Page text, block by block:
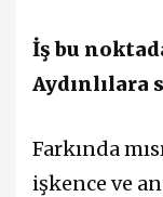
İş bu
Aydınlılara
Farkında
işkence ve